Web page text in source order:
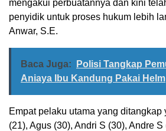
mengakui perbuatannya dan kini
penyidik untuk proses hukum lebih
Anwar, S.E.
Baca Juga:
Polisi Tangkap
Aniaya Ibu Kandung Pakai Helm
Empat pelaku utama yang ditangkap
(21), Agus (30), Andri S (30), Andre